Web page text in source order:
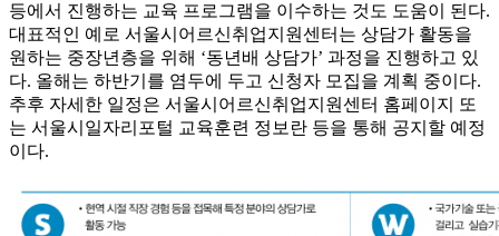
등에서 진행하는 교육 프로그램을 이수하는 것도 도움이 된다.
대표적인 예로 서울시어르신취업지원센터는 상담가 활동을
원하는 중장년층을 위해 ‘동년배 상담가’ 과정을 진행하고 있
다. 올해는 하반기를 염두에 두고 신청자 모집을 계획 중이다.
추후 자세한 일정은 서울시어르신취업지원센터 홈페이지 또
는 서울시일자리포털 교육훈련 정보란 등을 통해 공지할 예정
이다.